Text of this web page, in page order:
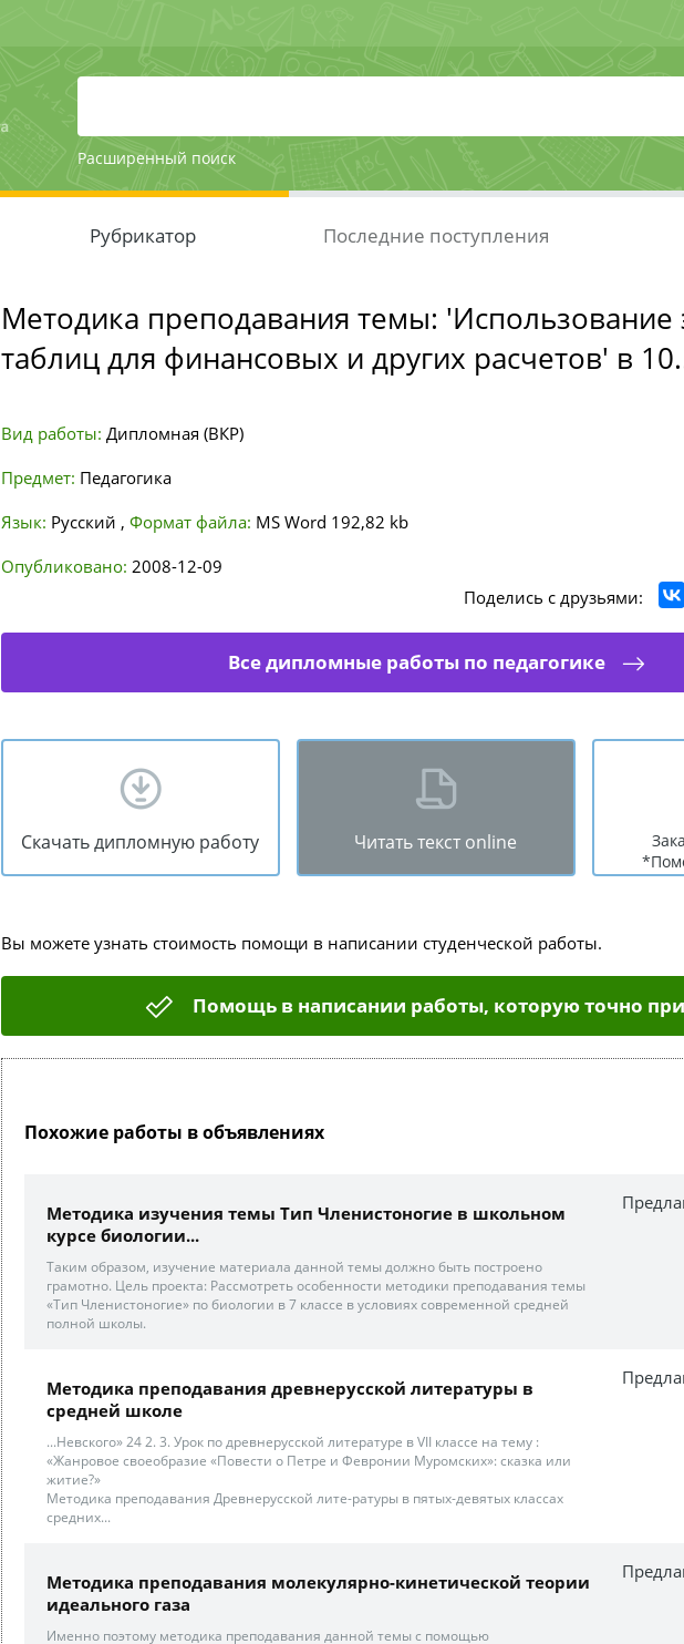
Расширенный поиск
Рубрикатор Последние поступления
Методика преподавания темы: 'Использование
таблиц для финансовых и других расчетов' в
Вид работы: Дипломная (ВКР)
Предмет: Педагогика
Язык: Русский , Формат файла: MS Word 192,82 kb
Опубликовано: 2008-12-09
Поделись с друзьями:
Все дипломные работы по педагогике
Скачать дипломную работу Читать текст online
Вы можете узнать стоимость помощи в написании студенческой работы.
Помощь в написании работы, которую точно
Похожие работы в объявлениях
Методика изучения темы Тип Членистоногие в школьном
курсе биологии...
Таким образом, изучение материала данной темы должно быть построено
грамотно. Цель проекта: Рассмотреть особенности методики преподавания темы
«Тип Членистоногие» по биологии в 7 классе в условиях современной средней
полной школы.
Методика преподавания древнерусской литературы в
средней школе
...Невского» 24 2. 3. Урок по древнерусской литературе в VII классе на тему :
«Жанровое своеобразие «Повести о Петре и Февронии Муромских»: сказка или
житие?»
Методика преподавания Древнерусской лите-ратуры в пятых-девятых классах
средних...
Методика преподавания молекулярно-кинетической теории
идеального газа
Именно поэтому методика преподавания данной темы с помощью